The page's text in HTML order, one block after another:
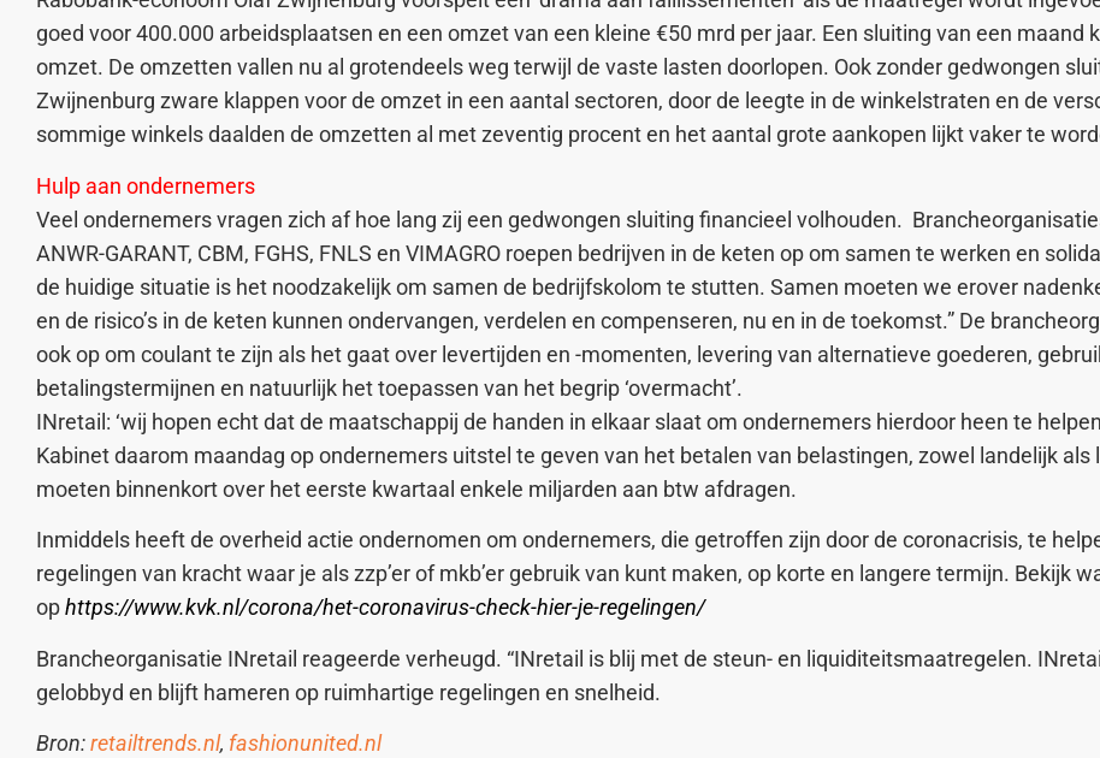
goed voor 400.000 arbeidsplaatsen en een omzet van een kleine €50 mrd per jaar. Een sluiting van een maand
omzet. De omzetten vallen nu al grotendeels weg terwijl de vaste lasten doorlopen. Ook zonder gedwongen
Zwijnenburg zware klappen voor de omzet in een aantal sectoren, door de leegte in de winkelstraten en de
sommige winkels daalden de omzetten al met zeventig procent en het aantal grote aankopen lijkt vaker te
Hulp aan ondernemers
Veel ondernemers vragen zich af hoe lang zij een gedwongen sluiting financieel volhouden.
ANWR-GARANT, CBM, FGHS, FNLS en VIMAGRO roepen bedrijven in de keten op om samen te werken en
de huidige situatie is het noodzakelijk om samen de bedrijfskolom te stutten. Samen moeten we erover
en de risico’s in de keten kunnen ondervangen, verdelen en compenseren, nu en in de toekomst.” De
ook op om coulant te zijn als het gaat over levertijden en -momenten, levering van alternatieve goederen,
betalingstermijnen en natuurlijk het toepassen van het begrip ‘overmacht’.
INretail: ‘wij hopen echt dat de maatschappij de handen in elkaar slaat om ondernemers hierdoor heen te
Kabinet daarom maandag op ondernemers uitstel te geven van het betalen van belastingen, zowel landelijk als
moeten binnenkort over het eerste kwartaal enkele miljarden aan btw afdragen.
Inmiddels heeft de overheid actie ondernomen om ondernemers, die getroffen zijn door de coronacrisis, te
regelingen van kracht waar je als zzp’er of mkb’er gebruik van kunt maken, op korte en langere termijn. Bekijk
op https://www.kvk.nl/corona/het-coronavirus-check-hier-je-regelingen/
Brancheorganisatie INretail reageerde verheugd. “INretail is blij met de steun- en liquiditeitsmaatregelen.
gelobbyd en blijft hameren op ruimhartige regelingen en snelheid.
Bron: retailtrends.nl, fashionunited.nl